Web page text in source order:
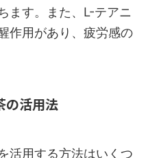
ます。また、L-テアニ
作用があり、疲労感の
の活用法
活用する方法はいくつ